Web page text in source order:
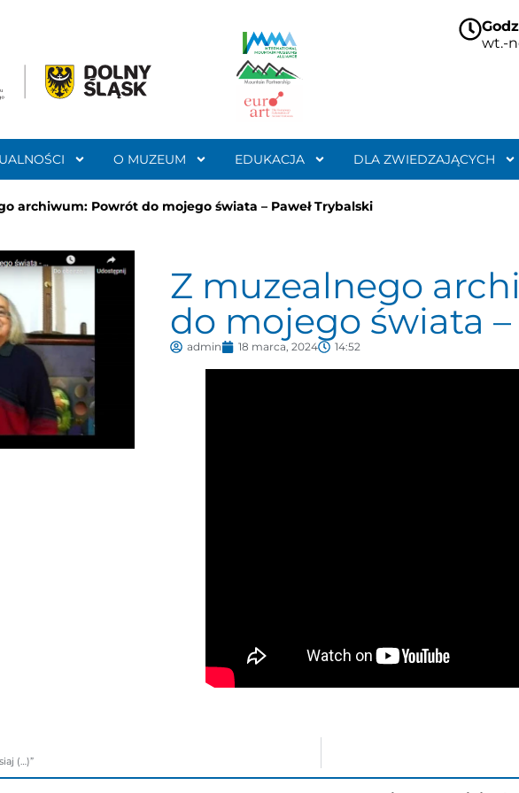
wt.-
O MUZEUM EDUKACJA DLA ZWIEDZAJĄCYCH
archiwum: Powrót do mojego świata – Paweł Trybalski
Z muzealnego
do mojego świata –
admin 18 marca, 2024 14:52
(…)”